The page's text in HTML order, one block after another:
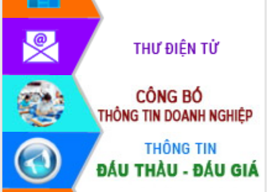
Hội thảo góp ý hồ sơ điều chỉnh quy
hoạch tỉnh Đắk Lắk thời kỳ 2021-2030,
tầm nhìn đến năm 2050
Nâng cao hiệu quả hoạt động của các
doanh nghiệp nhà nước
Hội nghị triển khai kết nối mạng
truyền số liệu chuyên dùng phục vụ cơ
quan Đảng, Nhà nước
Lễ phát động chuỗi hoạt động chung
tay làm sạch môi trường
Xã Ea Kar bước chuyển mình trong
công tác cải cách hành chính mô hình
mới
UBND tỉnh họp báo định kỳ tháng 4
năm 2026